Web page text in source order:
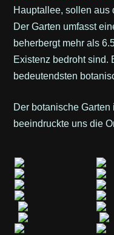
Hauptallee, sollen aus
Der Garten umfasst
beherbergt mehr als
Existenz bedroht sind.
bedeutendsten
Der botanische
beeindruckte uns die